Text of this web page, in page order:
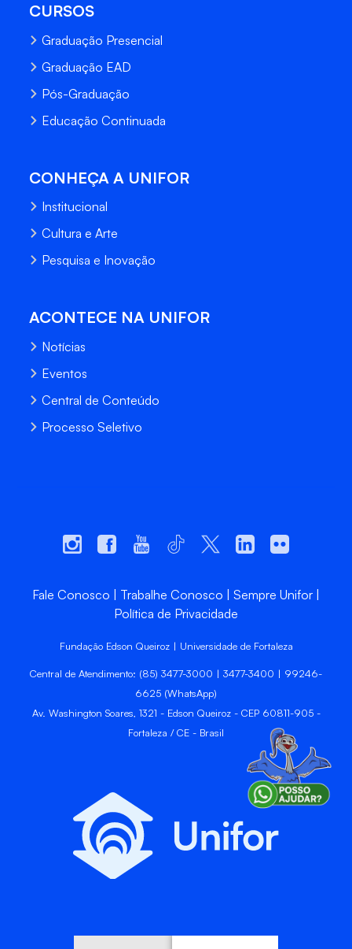
CURSOS
Graduação Presencial
Graduação EAD
Pós-Graduação
Educação Continuada
CONHEÇA A UNIFOR
Institucional
Cultura e Arte
Pesquisa e Inovação
ACONTECE NA UNIFOR
Notícias
Eventos
Central de Conteúdo
Processo Seletivo
Fale Conosco Trabalhe Conosco
Sempre Unifor
Política de Privacidade
Fundação Edson Queiroz | Universidade de Fortaleza
Central de Atendimento: (85) 3477-3000 | 3477-3400 | 99246-
6625 (WhatsApp)
Av. Washington Soares, 1321 - Edson Queiroz - CEP 60811-905 -
Fortaleza / CE - Brasil